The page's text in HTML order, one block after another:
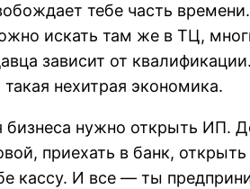
тебе часть времени.
искать там же в ТЦ,
зависит от
нехитрая экономика.
бизнеса нужно открыть ИП.
приехать в банк,
кассу. И все — ты